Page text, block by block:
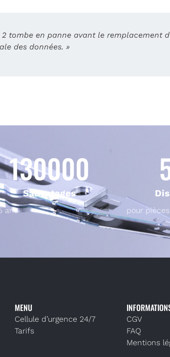
2 tombe en panne avant le remplacement
des données. »
Sauvetages
130000
ans pour pièces
MENU
Cellule d’urgence 24/7
Tarifs
CGV
FAQ
Mentions